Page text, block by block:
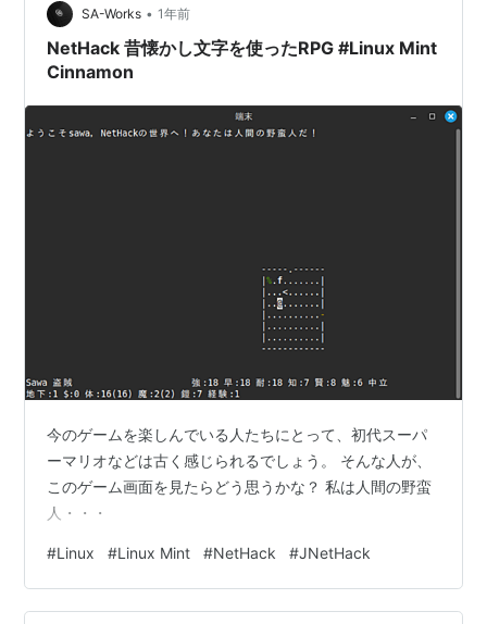
SA-Works • 1年前
NetHack 昔懐かし文字を使ったRPG #Linux Mint
Cinnamon
今のゲームを楽しんでいる人たちにとって、初代スーパ
ーマリオなどは古く感じられるでしょう。 そんな人が、
このゲーム画面を見たらどう思うかな？ 私は人間の野蛮
人・・・
#Linux #Linux Mint #NetHack #JNetHack